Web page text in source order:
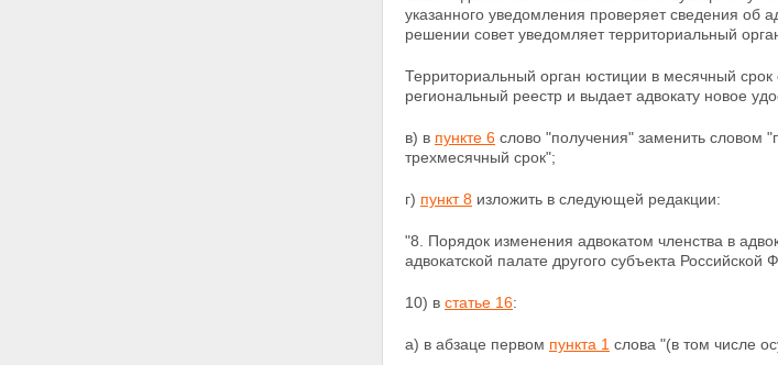
указанного уведомления проверяет сведения об
решении совет уведомляет территориальный
Территориальный орган юстиции в месячный срок
региональный реестр и выдает адвокату новое
в) в пункте 6 слово "получения" заменить словом
трехмесячный срок";
г) пункт 8 изложить в следующей редакции:
"8. Порядок изменения адвокатом членства в
адвокатской палате другого субъекта
10) в статье 16:
а) в абзаце первом пункта 1 слова "(в том числе